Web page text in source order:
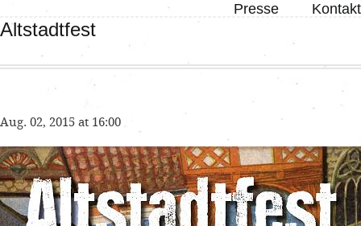
Presse Kontakt
Altstadtfest
Aug. 02, 2015 at 16:00